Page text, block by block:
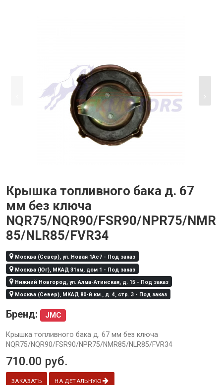
Крышка топливного бака д. 67
мм без ключа
NQR75/NQR90/FSR90/NPR75/NMR
85/NLR85/FVR34
Москва (Север), ул. Новая 1Ас7 - Под заказ
Москва (Юг), МКАД 31км, дом 1 - Под заказ
Нижний Новгород, ул. Алма-Атинская, д. 15 - Под заказ
Москва (Север), МКАД 80-й км., д. 4, стр. 3 - Под заказ
Бренд: JMC
Крышка топливного бака д. 67 мм без ключа
NQR75/NQR90/FSR90/NPR75/NMR85/NLR85/FVR34
710.00 руб.
ЗАКАЗАТЬ НА ДЕТАЛЬНУЮ